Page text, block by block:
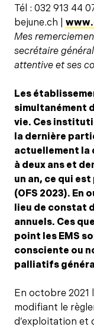
Tél : 032 913 44
bejune.ch |
Mes
secrétaire
attentive et ses
Les
simultanément
vie. Ces
la dernière
actuellement la
à deux ans et
un an, ce qui est
(OFS 2023). En
lieu de constat
annuels. Ces
point les EMS
consciente ou
palliatifs
En octobre 2021
modifiant le
d’exploitation et